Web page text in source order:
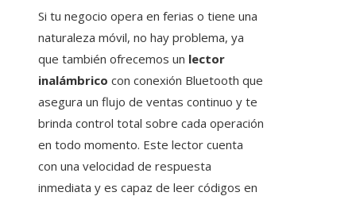
Si tu negocio opera en ferias o tiene una
naturaleza móvil, no hay problema, ya
que también ofrecemos un lector
inalámbrico con conexión Bluetooth que
asegura un flujo de ventas continuo y te
brinda control total sobre cada operación
en todo momento. Este lector cuenta
con una velocidad de respuesta
inmediata y es capaz de leer códigos en